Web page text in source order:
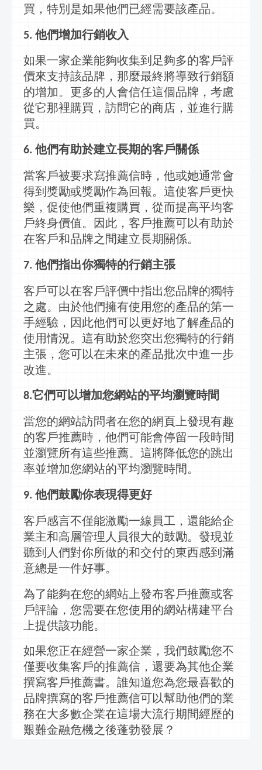
買，特別是如果他們已經需要該產品。
5. 他們增加行銷收入
如果一家企業能夠收集到足夠多的客戶評
價來支持該品牌，那麼最終將導致行銷額
的增加。更多的人會信任這個品牌，考慮
從它那裡購買，訪問它的商店，並進行購
買。
6. 他們有助於建立長期的客戶關係
當客戶被要求寫推薦信時，他或她通常會
得到獎勵或獎勵作為回報。這使客戶更快
樂，促使他們重複購買，從而提高平均客
戶終身價值。因此，客戶推薦可以有助於
在客戶和品牌之間建立長期關係。
7. 他們指出你獨特的行銷主張
客戶可以在客戶評價中指出您品牌的獨特
之處。由於他們擁有使用您的產品的第一
手經驗，因此他們可以更好地了解產品的
使用情況。這有助於您突出您獨特的行銷
主張，您可以在未來的產品批次中進一步
改進。
8.它們可以增加您網站的平均瀏覽時間
當您的網站訪問者在您的網頁上發現有趣
的客戶推薦時，他們可能會停留一段時間
並瀏覽所有這些推薦。這將降低您的跳出
率並增加您網站的平均瀏覽時間。
9. 他們鼓勵你表現得更好
客戶感言不僅能激勵一線員工，還能給企
業主和高層管理人員很大的鼓勵。發現並
聽到人們對你所做的和交付的東西感到滿
意總是一件好事。
為了能夠在您的網站上發布客戶推薦或客
戶評論，您需要在您使用的網站構建平台
上提供該功能。
如果您正在經營一家企業，我們鼓勵您不
僅要收集客戶的推薦信，還要為其他企業
撰寫客戶推薦書。誰知道您為您最喜歡的
品牌撰寫的客戶推薦信可以幫助他們的業
務在大多數企業在這場大流行期間經歷的
艱難金融危機之後蓬勃發展？